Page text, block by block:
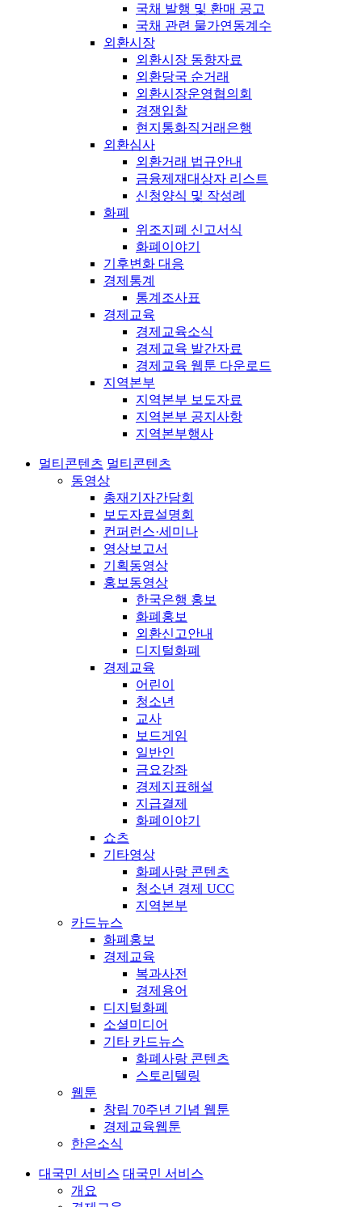
국채 발행 및 환매 공고
국채 관련 물가연동계수
외환시장
외환시장 동향자료
외환당국 순거래
외환시장운영협의회
경쟁입찰
현지통화직거래은행
외환심사
외환거래 법규안내
금융제재대상자 리스트
신청양식 및 작성례
화폐
위조지폐 신고서식
화폐이야기
기후변화 대응
경제통계
통계조사표
경제교육
경제교육소식
경제교육 발간자료
경제교육 웹툰 다운로드
지역본부
지역본부 보도자료
지역본부 공지사항
지역본부행사
멀티콘텐츠 멀티콘텐츠
동영상
총재기자간담회
보도자료설명회
컨퍼런스·세미나
영상보고서
기획동영상
홍보동영상
한국은행 홍보
화폐홍보
외환신고안내
디지털화폐
경제교육
어린이
청소년
교사
보드게임
일반인
금요강좌
경제지표해설
지급결제
화폐이야기
쇼츠
기타영상
화폐사랑 콘텐츠
청소년 경제 UCC
지역본부
카드뉴스
화폐홍보
경제교육
복과사전
경제용어
디지털화폐
소셜미디어
기타 카드뉴스
화폐사랑 콘텐츠
스토리텔링
웹툰
창립 70주년 기념 웹툰
경제교육웹툰
한은소식
대국민 서비스 대국민 서비스
개요